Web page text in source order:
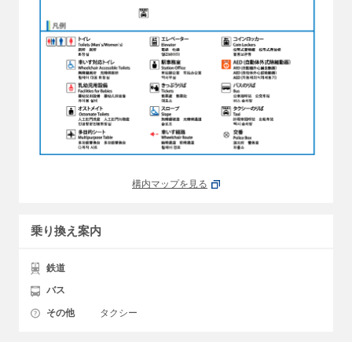
構内マップを見る
乗り換え案内
鉄道
バス
その他 タクシー